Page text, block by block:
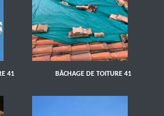
41 BÂCHAGE DE TOITURE 41